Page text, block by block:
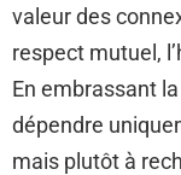
valeur des
respect mutuel,
En embrassant
dépendre
mais plutôt à